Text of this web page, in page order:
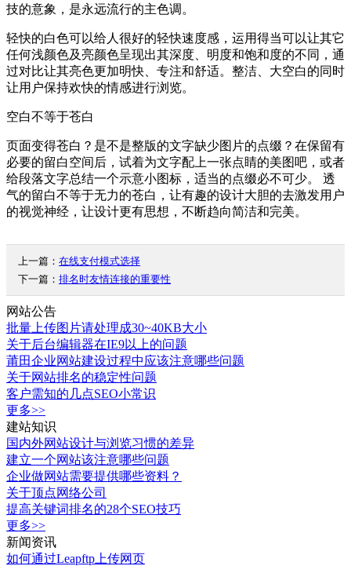
技的意象，是永远流行的主色调。
轻快的白色可以给人很好的轻快速度感，运用得当可以让其它
任何浅颜色及亮颜色呈现出其深度、明度和饱和度的不同，通
过对比让其亮色更加明快、专注和舒适。整洁、大空白的同时
让用户保持欢快的情感进行浏览。
空白不等于苍白
页面变得苍白？是不是整版的文字缺少图片的点缀？在保留有
必要的留白空间后，试着为文字配上一张点睛的美图吧，或者
给段落文字总结一个示意小图标，适当的点缀必不可少。 透
气的留白不等于无力的苍白，让有趣的设计大胆的去激发用户
的视觉神经，让设计更有思想，不断趋向简洁和完美。
上一篇： 在线支付模式选择
下一篇： 排名时友情连接的重要性
网站公告
批量上传图片请处理成30~40KB大小
关于后台编辑器在IE9以上的问题
莆田企业网站建设过程中应该注意哪些问题
关于网站排名的稳定性问题
客户需知的几点SEO小常识
更多>>
建站知识
国内外网站设计与浏览习惯的差异
建立一个网站该注意哪些问题
企业做网站需要提供哪些资料？
关于顶点网络公司
提高关键词排名的28个SEO技巧
更多>>
新闻资讯
如何通过Leapftp上传网页